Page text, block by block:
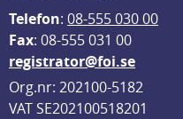
Telefon: 08-555 030 00
Fax: 08-555 031 00
registrator@foi.se
Org.nr: 202100-5182
VAT SE202100518201